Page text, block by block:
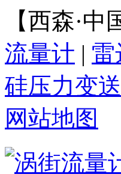
【西森·中
流量计 | 雷
硅压力变
网站地图